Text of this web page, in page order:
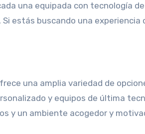
una equipada con tecnología
estás buscando una experiencia
una amplia variedad de
y equipos de última
y un ambiente acogedor y